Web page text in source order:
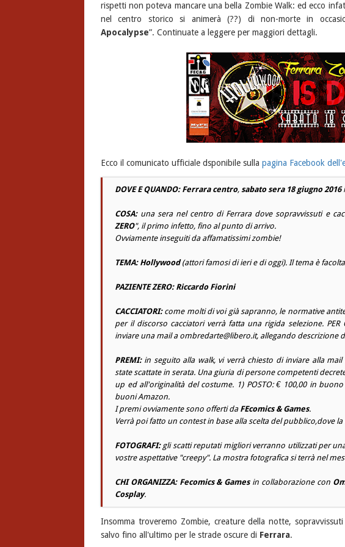
rispetti non poteva mancare una bella Zombie Walk: ed ecco
nel centro storico si animerà (??) di non-morte in
Apocalypse”. Continuate a leggere per maggiori dettagli.
Ecco il comunicato ufficiale dsponibile sulla pagina Facebook
DOVE E QUANDO: Ferrara centro, sabato sera 18 giugno 2016
COSA:una sera nel centro di Ferrara dove sopravvissuti e
ZERO", il primo infetto, fino al punto di arrivo.
Ovviamente inseguiti da affamatissimi zombie!
TEMA: Hollywood(attori famosi di ieri e di oggi). Il tema è
PAZIENTE ZERO: Riccardo Fiorini
CACCIATORI:come molti di voi già sapranno, le normative
per il discorso cacciatori verrà fatta una rigida selezione. PER
inviare una mail a ombredarte@libero.it, allegando descrizione
PREMI:in seguito alla walk, vi verrà chiesto di inviare alla mail
state scattate in serata. Una giuria di persone competenti
up ed all'originalità del costume. 1) POSTO: € 100,00 in
buoni Amazon.
I premi ovviamente sono offerti da FEcomics & Games.
Verrà poi fatto un contest in base alla scelta del pubblico,dove
FOTOGRAFI:gli scatti reputati migliori verranno utilizzati per
vostre aspettative "creepy". La mostra fotografica si terrà nel
CHI ORGANIZZA: Fecomics & Gamesin collaborazione con
Cosplay.
Insomma troveremo Zombie, creature della notte,
salvo fino all'ultimo per le strade oscure di Ferrara.